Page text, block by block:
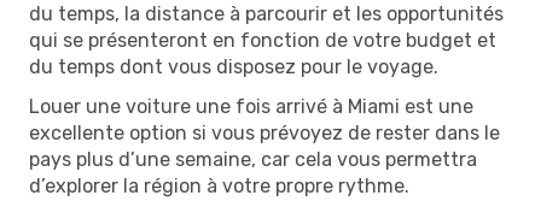
du temps, la distance à parcourir et les opportunités
qui se présenteront en fonction de votre budget et
du temps dont vous disposez pour le voyage.
Louer une voiture une fois arrivé à Miami est une
excellente option si vous prévoyez de rester dans le
pays plus d’une semaine, car cela vous permettra
d’explorer la région à votre propre rythme.